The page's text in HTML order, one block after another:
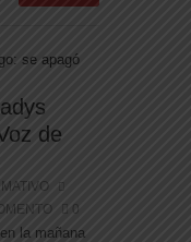
de
0
la mañana